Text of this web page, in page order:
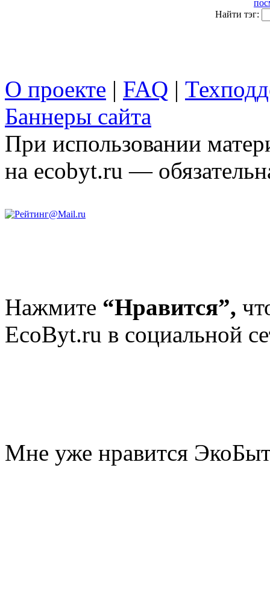
Найти тэг:
О проекте | FAQ |
Баннеры сайта
При использовании
на ecobyt.ru —
Нажмите “Нравится”,
EcoByt.ru в социальной
Мне уже нравится